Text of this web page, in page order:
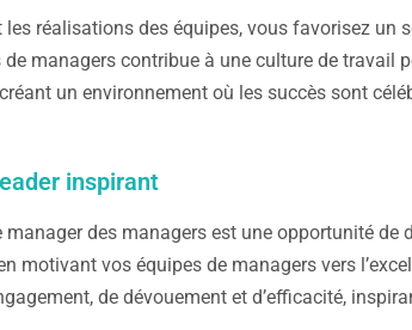
réalisations des équipes, vous favorisez un
managers contribue à une culture de
un environnement où les succès sont
inspirant
des managers est une opportunité
motivant vos équipes de managers vers
de dévouement et d’efficacité,